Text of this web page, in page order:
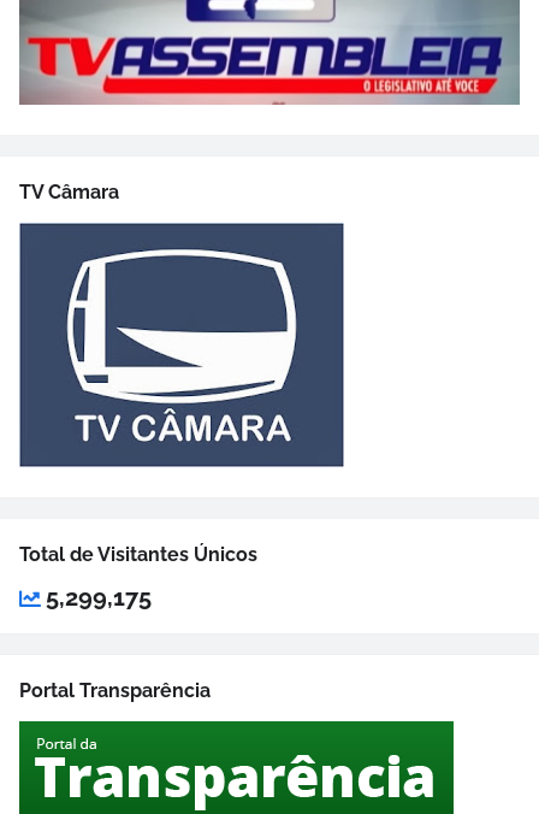
TV Câmara
Total de Visitantes Únicos
5,299,175
Portal Transparência